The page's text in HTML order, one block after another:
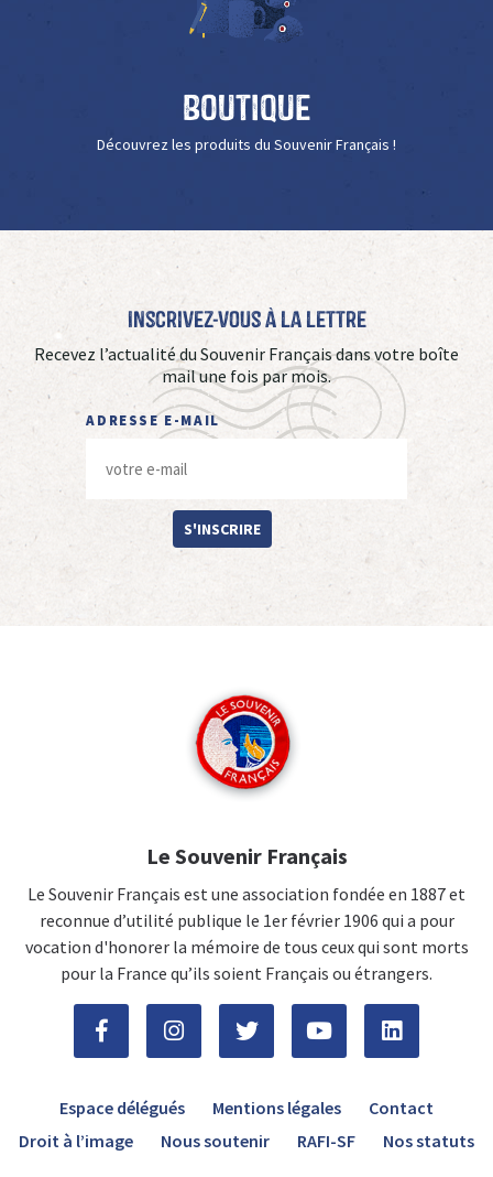
Boutique
Découvrez les produits du Souvenir Français !
Inscrivez-vous à La Lettre
Recevez l’actualité du Souvenir Français dans votre boîte
mail une fois par mois.
ADRESSE E-MAIL
S'INSCRIRE
Le Souvenir Français
Le Souvenir Français est une association fondée en 1887 et
reconnue d’utilité publique le 1er février 1906 qui a pour
vocation d'honorer la mémoire de tous ceux qui sont morts
pour la France qu’ils soient Français ou étrangers.
Espace délégués Mentions légales
Contact
Droit à l’image
Nous soutenir RAFI-SF Nos statuts